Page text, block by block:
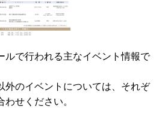
ルで行われる主なイベント情報で
外のイベントについては、それぞ
せください。